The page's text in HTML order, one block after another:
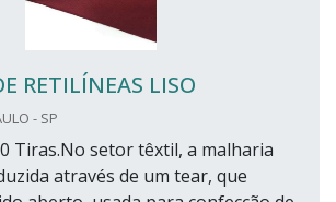
RETILÍNEAS LISO
- SP
Tiras.No setor têxtil, a malharia
através de um tear, que